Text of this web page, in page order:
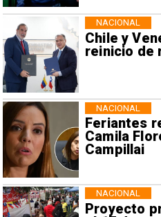
Chile y
reinicio de
NACIONAL
Feriantes
Camila
Campillai
NACIONAL
Proyecto
NACIONAL